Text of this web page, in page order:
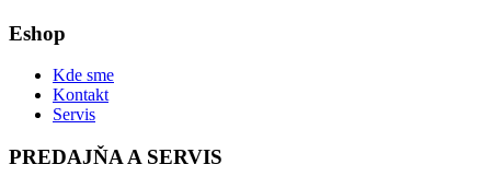
Eshop
Kde sme
Kontakt
Servis
PREDAJŇA A SERVIS